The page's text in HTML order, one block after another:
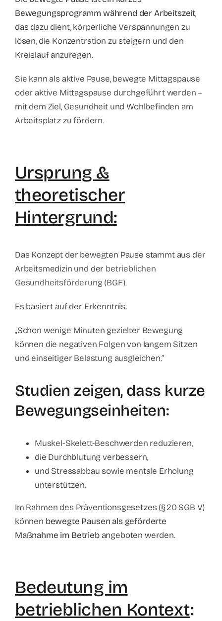
Bewegungsprogramm während der Arbeitszeit,
das dazu dient, körperliche Verspannungen zu
lösen, die Konzentration zu steigern und den
Kreislauf anzuregen.
Sie kann als aktive Pause, bewegte Mittagspause
oder aktive Mittagspause durchgeführt werden –
mit dem Ziel, Gesundheit und Wohlbefinden am
Arbeitsplatz zu fördern.
Ursprung &
theoretischer
Hintergrund:
Das Konzept der bewegten Pause stammt aus der
Arbeitsmedizin und der betrieblichen
Gesundheitsförderung (BGF).
Es basiert auf der Erkenntnis:
„Schon wenige Minuten gezielter Bewegung
können die negativen Folgen von langem Sitzen
und einseitiger Belastung ausgleichen.“
Studien zeigen, dass kurze
Bewegungseinheiten:
Muskel-Skelett-Beschwerden reduzieren,
die Durchblutung verbessern,
und Stressabbau sowie mentale Erholung
unterstützen.
Im Rahmen des Präventionsgesetzes (§ 20 SGB V)
können bewegte Pausen als geförderte
Maßnahme im Betriebangeboten werden.
Bedeutung im
betrieblichen Kontext: